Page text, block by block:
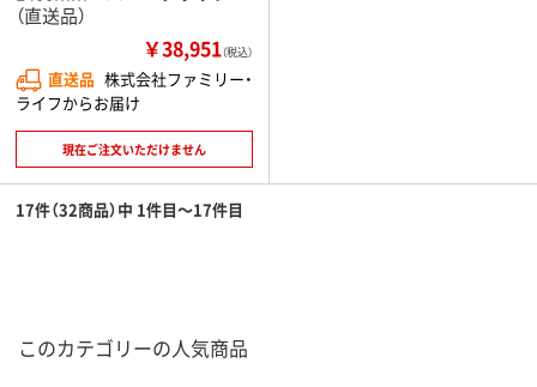
（直送品）
￥38,951（税込）
直送品 株式会社ファミリー・
ライフからお届け
現在ご注文いただけません
17件（32商品）中 1件目～17件目
このカテゴリーの人気商品